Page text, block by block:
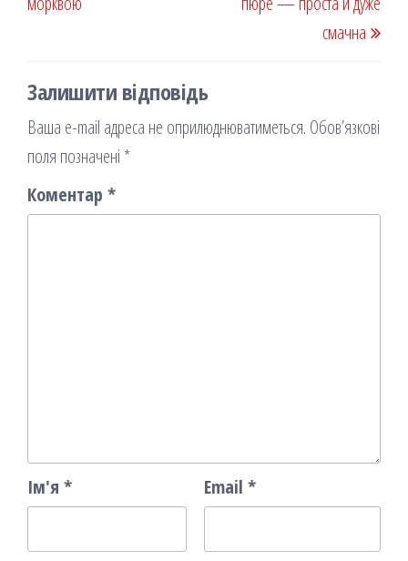
смачна
Залишити відповідь
Ваша e-mail адреса не оприлюднюватиметься. Обов’язкові
поля позначені *
Коментар *
Ім'я * Email *